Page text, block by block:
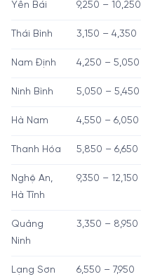
Yên Bái 9,250 – 10,250
Thái Bình 3,150 – 4,350
Nam Định 4,250 – 5,050
Ninh Bình 5,050 – 5,450
Hà Nam 4,550 – 6,050
Thanh Hóa 5,850 – 6,650
Nghệ An,
Hà Tĩnh
9,350 – 12,150
Quảng
Ninh
3,350 – 8,950
Lạng Sơn 6,550 – 7,950